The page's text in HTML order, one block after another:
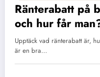
Ränterabatt på
och hur får
Upptäck vad ränterabatt är,
är en bra…